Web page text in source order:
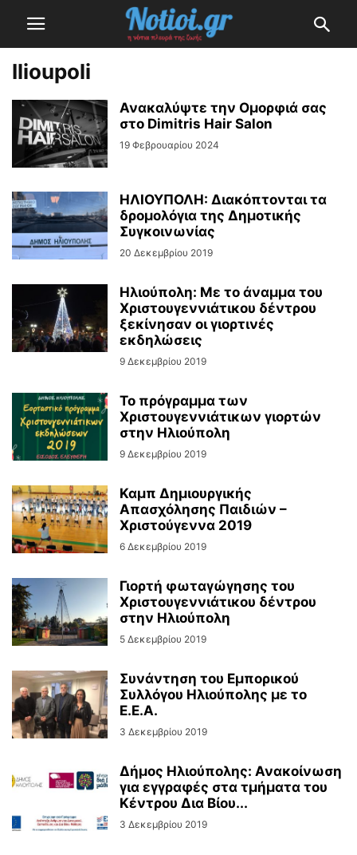
Ilioupoli
Ανακαλύψτε την Ομορφιά σας
στο Dimitris Hair Salon
19 Φεβρουαρίου 2024
ΗΛΙΟΥΠΟΛΗ: Διακόπτονται τα
δρομολόγια της Δημοτικής
Συγκοινωνίας
20 Δεκεμβρίου 2019
Ηλιούπολη: Με το άναμμα του
Χριστουγεννιάτικου δέντρου
ξεκίνησαν οι γιορτινές
εκδηλώσεις
9 Δεκεμβρίου 2019
Το πρόγραμμα των
Χριστουγεννιάτικων γιορτών
στην Ηλιούπολη
9 Δεκεμβρίου 2019
Καμπ Δημιουργικής
Απασχόλησης Παιδιών –
Χριστούγεννα 2019
6 Δεκεμβρίου 2019
Γιορτή φωταγώγησης του
Χριστουγεννιάτικου δέντρου
στην Ηλιούπολη
5 Δεκεμβρίου 2019
Συνάντηση του Εμπορικού
Συλλόγου Ηλιούπολης με το
Ε.Ε.Α.
3 Δεκεμβρίου 2019
Δήμος Ηλιούπολης: Ανακοίνωση
για εγγραφές στα τμήματα του
Κέντρου Δια Βίου...
3 Δεκεμβρίου 2019